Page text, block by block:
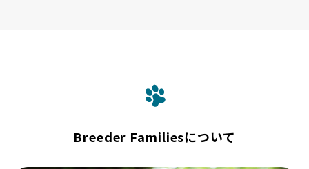
Breeder Familiesについて